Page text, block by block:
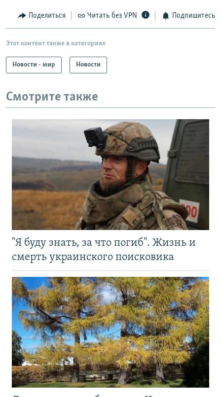
Поделиться Читать без VPN Подпишитесь
Этот контент также в категориях
Новости - мир Новости
Смотрите также
"Я буду знать, за что погиб". Жизнь и
смерть украинского поисковика